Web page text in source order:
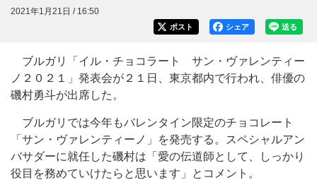
2021年1月21日 / 16:50
送る
シェア
ポスト
ブルガリ「イル・チョコラート サン・ヴァレンティー
ノ２０２１」発表会が２１日、東京都内で行われ、俳優の
磯村勇斗が出席した。
ブルガリでは今年もバレンタイン限定のチョコレート
「サン・ヴァレンティーノ」を発売する。スペシャルアン
バサダーに就任した磯村は「愛の伝道師として、しっかり
役目を務めていけたらと思います」とコメント。